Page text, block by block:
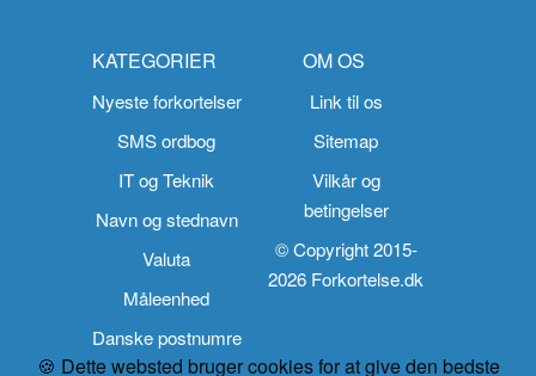
KATEGORIER
Nyeste forkortelser
SMS ordbog
IT og Teknik
Navn og stednavn
Valuta
Måleenhed
Danske postnumre
OM OS
Link til os
Sitemap
Vilkår og
betingelser
© Copyright 2015-
2026 Forkortelse.dk
🍪 Dette websted bruger cookies for at give den bedste